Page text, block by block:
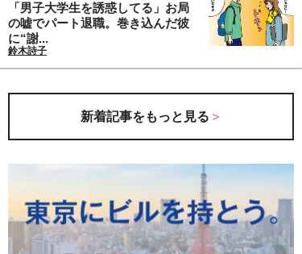
「男子大学生を誘惑してる」お局
の嘘でパート退職。巻き込んだ彼
に“謝...
鈴木詩子
新着記事をもっと見る